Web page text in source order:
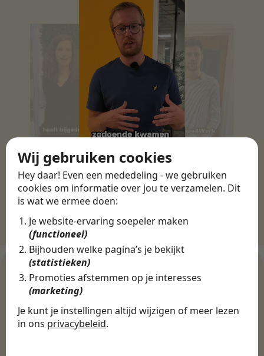
Wij gebruiken cookies
Hey daar! Even een mededeling - we gebruiken
cookies om informatie over jou te verzamelen. Dit
is wat we ermee doen:
Je website-ervaring soepeler maken
(functioneel)
Bijhouden welke pagina’s je bekijkt
(statistieken)
Promoties afstemmen op je interesses
(marketing)
Je kunt je instellingen altijd wijzigen of meer lezen
in ons privacybeleid.
Ontdek meer dan 500+
werkgevers